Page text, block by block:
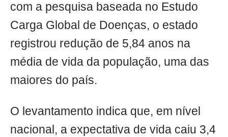
com a pesquisa baseada no Estudo
Carga Global de Doenças, o estado
registrou redução de 5,84 anos na
média de vida da população, uma das
maiores do país.
O levantamento indica que, em nível
nacional, a expectativa de vida caiu 3,4